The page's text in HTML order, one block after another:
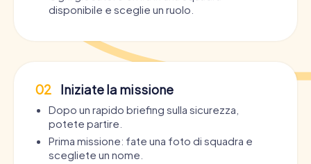
disponibile e sceglie un ruolo.
02 Iniziate la missione
Dopo un rapido briefing sulla sicurezza,
potete partire.
Prima missione: fate una foto di squadra e
scegliete un nome.